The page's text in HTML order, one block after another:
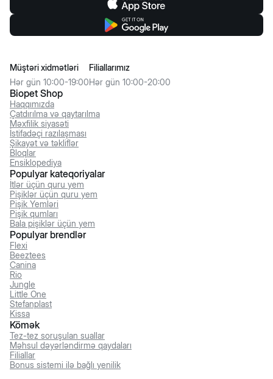
Biopet Shop
Haqqımızda
Çatdırılma və qaytarılma
Məxfilik siyasəti
İstifadəçi razılaşması
Şikayət və təkliflər
Bloqlar
Ensiklopediya
Müştəri xidmətləri
Hər gün 10:00-19:00
Filiallarımız
Hər gün 10:00-20:00
Populyar kateqoriyalar
İtlər üçün quru yem
Pişiklər üçün quru yem
Pişik Yemləri
Pişik qumları
Bala pişiklər üçün yem
Populyar brendlər
Flexi
Beeztees
Canina
Rio
Jungle
Little One
Stefanplast
Kissa
Kömək
Tez-tez soruşulan suallar
Məhsul dəyərləndirmə qaydaları
Filiallar
Bonus sistemi ilə bağlı yenilik